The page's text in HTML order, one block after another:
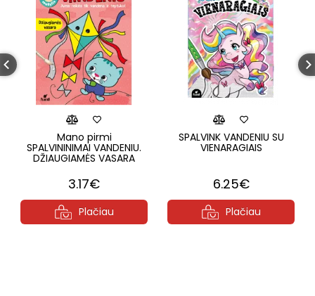
Mano pirmi
SPALVININIMAI VANDENIU.
DŽIAUGIAMĖS VASARA
3.17€
Plačiau
SPALVINK VANDENIU SU
VIENARAGIAIS
6.25€
Plačiau